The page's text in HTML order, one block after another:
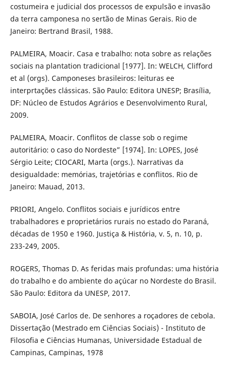
costumeira e judicial dos processos de expulsão e invasão
da terra camponesa no sertão de Minas Gerais. Rio de
Janeiro: Bertrand Brasil, 1988.
PALMEIRA, Moacir. Casa e trabalho: nota sobre as relações
sociais na plantation tradicional [1977]. In: WELCH, Clifford
et al (orgs). Camponeses brasileiros: leituras ee
interprtações clássicas. São Paulo: Editora UNESP; Brasília,
DF: Núcleo de Estudos Agrários e Desenvolvimento Rural,
2009.
PALMEIRA, Moacir. Conflitos de classe sob o regime
autoritário: o caso do Nordeste” [1974]. In: LOPES, José
Sérgio Leite; CIOCARI, Marta (orgs.). Narrativas da
desigualdade: memórias, trajetórias e conflitos. Rio de
Janeiro: Mauad, 2013.
PRIORI, Angelo. Conflitos sociais e jurídicos entre
trabalhadores e proprietários rurais no estado do Paraná,
décadas de 1950 e 1960. Justiça & História, v. 5, n. 10, p.
233-249, 2005.
ROGERS, Thomas D. As feridas mais profundas: uma história
do trabalho e do ambiente do açúcar no Nordeste do Brasil.
São Paulo: Editora da UNESP, 2017.
SABOIA, José Carlos de. De senhores a roçadores de cebola.
Dissertação (Mestrado em Ciências Sociais) - Instituto de
Filosofia e Ciências Humanas, Universidade Estadual de
Campinas, Campinas, 1978